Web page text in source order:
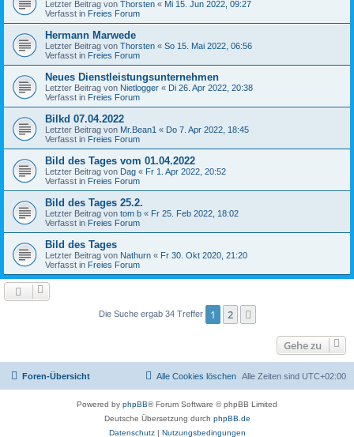
Letzter Beitrag von Thorsten « Mi 15. Jun 2022, 09:27
Verfasst in Freies Forum
Hermann Marwede
Letzter Beitrag von Thorsten « So 15. Mai 2022, 06:56
Verfasst in Freies Forum
Neues Dienstleistungsunternehmen
Letzter Beitrag von Nietlogger « Di 26. Apr 2022, 20:38
Verfasst in Freies Forum
Bilkd 07.04.2022
Letzter Beitrag von Mr.Bean1 « Do 7. Apr 2022, 18:45
Verfasst in Freies Forum
Bild des Tages vom 01.04.2022
Letzter Beitrag von Dag « Fr 1. Apr 2022, 20:52
Verfasst in Freies Forum
Bild des Tages 25.2.
Letzter Beitrag von tom b « Fr 25. Feb 2022, 18:02
Verfasst in Freies Forum
Bild des Tages
Letzter Beitrag von Nathurn « Fr 30. Okt 2020, 21:20
Verfasst in Freies Forum
Die Suche ergab 34 Treffer 1 2
Gehe zu
Foren-Übersicht Alle Zeiten sind UTC+02:00
Alle Cookies löschen
Powered by phpBB® Forum Software © phpBB Limited
Deutsche Übersetzung durch phpBB.de
Datenschutz| Nutzungsbedingungen